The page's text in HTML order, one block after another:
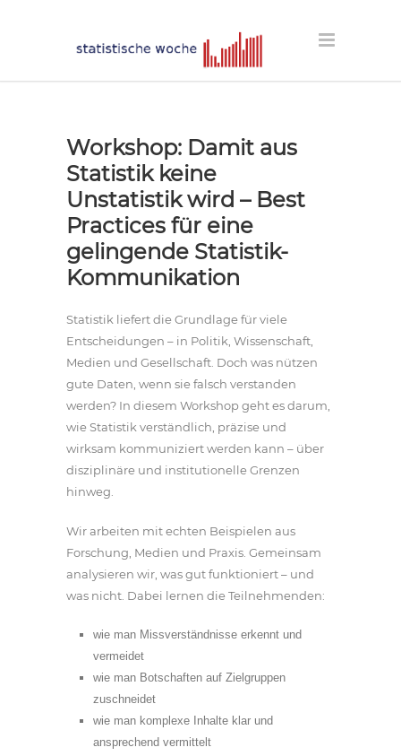
Workshop: Damit aus
Statistik keine
Unstatistik wird – Best
Practices für eine
gelingende Statistik-
Kommunikation
Statistik liefert die Grundlage für viele
Entscheidungen – in Politik, Wissenschaft,
Medien und Gesellschaft. Doch was nützen
gute Daten, wenn sie falsch verstanden
werden? In diesem Workshop geht es darum,
wie Statistik verständlich, präzise und
wirksam kommuniziert werden kann – über
disziplinäre und institutionelle Grenzen
hinweg.
Wir arbeiten mit echten Beispielen aus
Forschung, Medien und Praxis. Gemeinsam
analysieren wir, was gut funktioniert – und
was nicht. Dabei lernen die Teilnehmenden:
wie man Missverständnisse erkennt und
vermeidet
wie man Botschaften auf Zielgruppen
zuschneidet
wie man komplexe Inhalte klar und
ansprechend vermittelt